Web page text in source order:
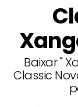
Baixar "
Classic